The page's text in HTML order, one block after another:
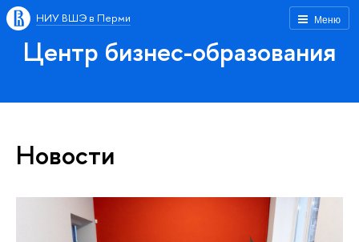
Меню
НИУ ВШЭ в Перми
Центр бизнес-образования
Новости